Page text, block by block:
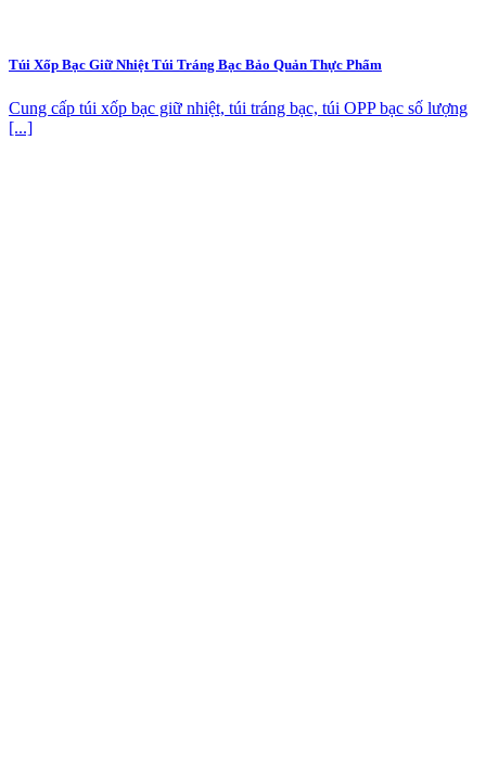
Túi Xốp Bạc Giữ Nhiệt Túi Tráng Bạc Bảo Quản Thực Phẩm
Cung cấp túi xốp bạc giữ nhiệt, túi tráng bạc, túi OPP bạc số lượng
[...]